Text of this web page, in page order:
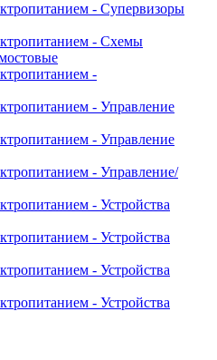
- Супервизоры
- Схемы
-
- Управление
- Управление
- Управление/
- Устройства
- Устройства
- Устройства
- Устройства